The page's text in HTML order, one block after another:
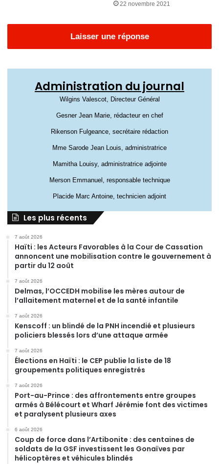
22 novembre 2021
Laisser une réponse
Administration du journal
Wilgins Valescot, Directeur Général
Gesner Jean Marie, rédacteur en chef
Rikenson Fulgeance, secrétaire rédaction
Mme Sarode Jean Louis, administratrice
Mamitha Louisy, administratrice adjointe
Merson Emmanuel, responsable technique
Placide Marc Antoine, technicien adjoint
Les plus récents
7 août 2026
Haïti : les Acteurs Favorables à la Cour de Cassation
annoncent une mobilisation contre le gouvernement à
partir du 12 août
7 août 2026
Delmas, l’OCCEDH mobilise les mères autour de
l’allaitement maternel et de la santé infantile
7 août 2026
Kenscoff : un blindé de la PNH incendié et plusieurs
policiers blessés lors d’une attaque armée
7 août 2026
Élections en Haïti : le CEP publie la liste de 18
groupements politiques enregistrés
7 août 2026
Port-au-Prince : des affrontements entre groupes
armés à Bélécourt et Wharf Jérémie font des victimes
et paralysent plusieurs axes
6 août 2026
Coup de force dans l’Artibonite : des centaines de
soldats de la GSF investissent les Gonaïves par
hélicoptères et véhicules blindés